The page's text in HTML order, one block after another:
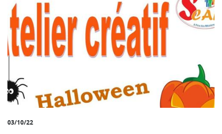
03/10/22